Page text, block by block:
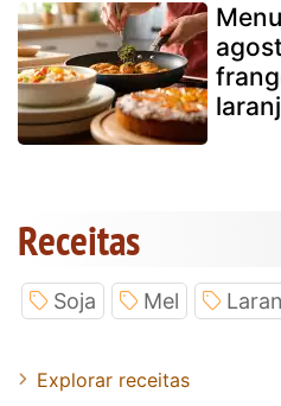
Receitas
Soja Mel
Explorar receitas